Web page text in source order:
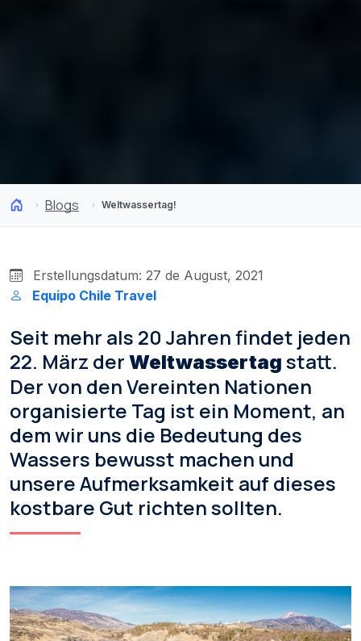
Blogs Weltwassertag!
Erstellungsdatum: 27 de August, 2021
Equipo Chile Travel
Seit mehr als 20 Jahren findet jeden
22. März der Weltwassertag statt.
Der von den Vereinten Nationen
organisierte Tag ist ein Moment, an
dem wir uns die Bedeutung des
Wassers bewusst machen und
unsere Aufmerksamkeit auf dieses
kostbare Gut richten sollten.